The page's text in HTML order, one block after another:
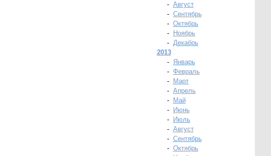
- Август
- Сентябрь
- Октябрь
-
Ноябрь
- Декабрь
2013
-
Январь
- Февраль
-
Март
- Апрель
-
Май
-
Июнь
-
Июль
- Август
- Сентябрь
- Октябрь